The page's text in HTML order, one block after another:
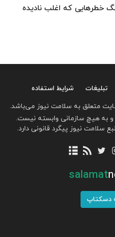
خطرهایی که اغلب نادیده
تبلیغات
شرایط استفاده
متعلق به سلامت نیوز می‌باشد.
به هیچ سازمانی وابسته نیست.
سلامت نیوز پیگرد قانونی دارد.
salamat
دسکتاپ